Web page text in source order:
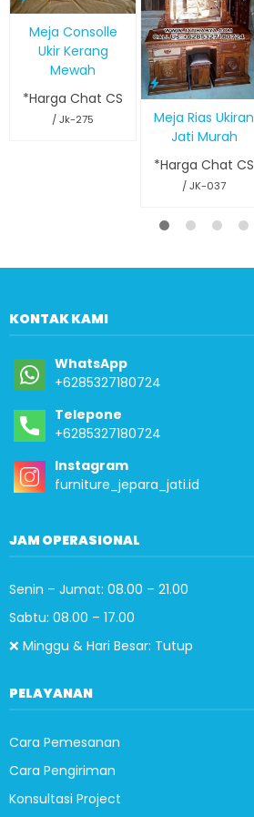
Meja Consolle
Ukir Kerang
Mewah
*Harga Chat CS
/ Jk-275
Meja Rias Ukiran
Jati Murah
*Harga Chat CS
/ JK-037
KONTAK KAMI
WhatsApp
+6285327180724
Telepone
+6285327180724
Instagram
furniture_jepara_jati.id
JAM OPERASIONAL
Senin – Jumat: 08.00 – 21.00
Sabtu: 08.00 – 17.00
❌ Minggu & Hari Besar: Tutup
PELAYANAN
Cara Pemesanan
Cara Pengiriman
Konsultasi Project